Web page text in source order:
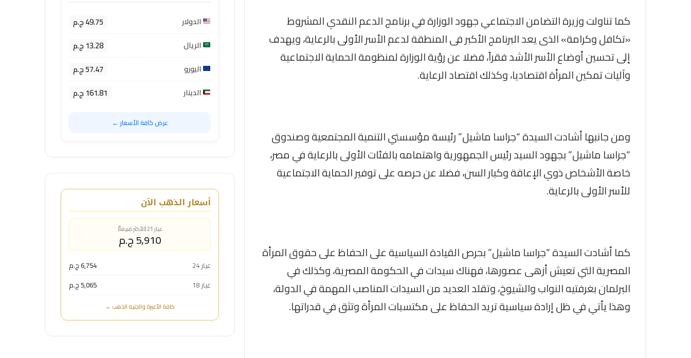
كما تناولت وزيرة التضامن الاجتماعي جهود الوزارة في برنامج الدعم النقدي المشروط
«تكافل وكرامة» الذى يعد البرنامج الأكبر فى المنطقة لدعم الأسر الأولى بالرعاية، ويهدف
إلى تحسين أوضاع الأسر الأشد فقراً، فضلا عن رؤية الوزارة لمنظومة الحماية الاجتماعية
وآليات تمكين المرأة اقتصاديا، وكذلك اقتصاد الرعاية.
ومن جانبها أشادت السيدة “جراسا ماشيل” رئيسة مؤسستي التنمية المجتمعية وصندوق
“جراسا ماشيل” بجهود السيد رئيس الجمهورية واهتمامه بالفئات الأولى بالرعاية في مصر،
خاصة الأشخاص ذوي الإعاقة وكبار السن، فضلا عن حرصه على توفير الحماية الاجتماعية
للأسر الأولى بالرعاية.
كما أشادت السيدة “جراسا ماشيل” بحرص القيادة السياسية على الحفاظ على حقوق المرأة
المصرية التي تعيش أزهى عصورها، فهناك سيدات في الحكومة المصرية، وكذلك في
البرلمان بغرفتيه النواب والشيوخ، وتقلد العديد من السيدات المناصب المهمة في الدولة،
وهذا يأتي في ظل إرادة سياسية تريد الحفاظ على مكتسبات المرأة وتثق في قدراتها.
الدولار 49.75 ج.م
الريال 13.28 ج.م
اليورو 57.47 ج.م
الدينار 161.81 ج.م
عرض كافة الأسعار ←
أسعار الذهب الآن
عيار 21 (الأكثر مبيعاً)
5,910 ج.م
عيار 24
6,754 ج.م
عيار 18
5,065 ج.م
كافة الأعيرة والجنيه الذهب ←